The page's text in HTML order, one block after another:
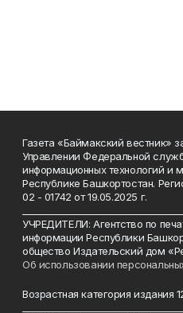
Газета «Баймакский вестник»
Управлении Федеральной
информационных технологий и
Республике Башкортостан.
02 - 01742 от 19.05.2025 г.
УЧРЕДИТЕЛИ: Агентство по
информации Республики
общество Издательский дом
Об использовании
Возрастная категория издания